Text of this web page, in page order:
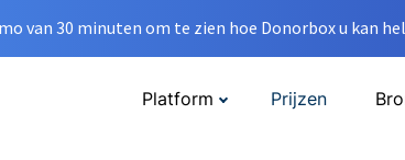
van 30 minuten om te zien hoe Donorbox u kan
Platform Prijzen